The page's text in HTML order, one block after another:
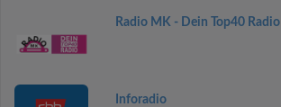
Radio MK - Dein Top40 Radio
Inforadio